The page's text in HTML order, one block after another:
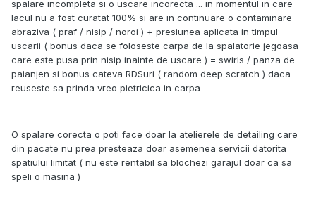
spalare incompleta si o uscare incorecta ... in momentul in care
lacul nu a fost curatat 100% si are in continuare o contaminare
abraziva ( praf / nisip / noroi ) + presiunea aplicata in timpul
uscarii ( bonus daca se foloseste carpa de la spalatorie jegoasa
care este pusa prin nisip inainte de uscare ) = swirls / panza de
paianjen si bonus cateva RDSuri ( random deep scratch ) daca
reuseste sa prinda vreo pietricica in carpa
O spalare corecta o poti face doar la atelierele de detailing care
din pacate nu prea presteaza doar asemenea servicii datorita
spatiului limitat ( nu este rentabil sa blochezi garajul doar ca sa
speli o masina )